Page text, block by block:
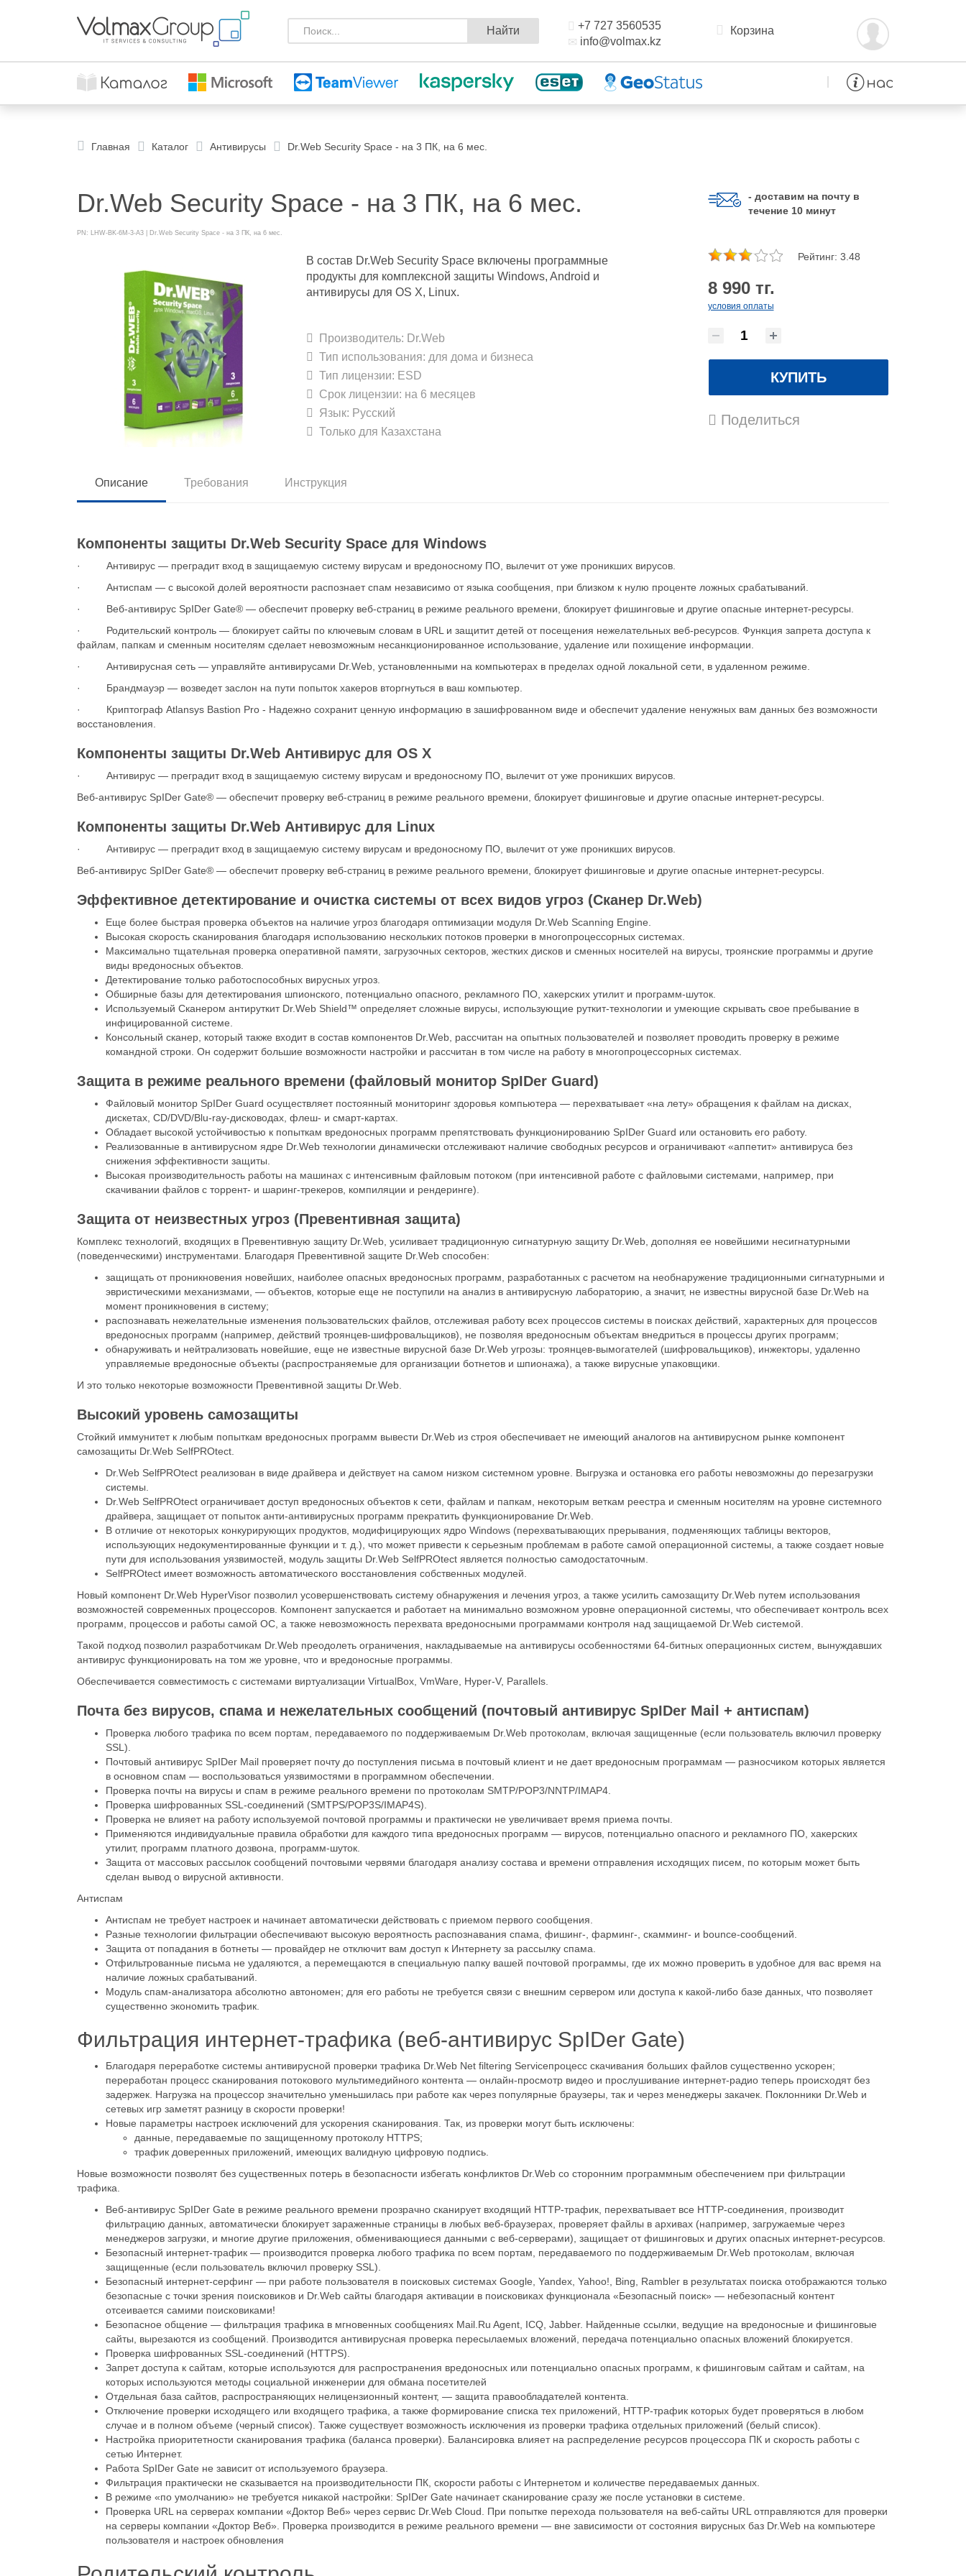
Найти
+7 727 3560535
info@volmax.kz
Корзина
Главная Каталог Антивирусы Dr.Web Security Space - на 3 ПК, на 6 мес.
Dr.Web Security Space - на 3 ПК, на 6 мес.
PN: LHW-BK-6M-3-A3 | Dr.Web Security Space - на 3 ПК, на 6 мес.
В состав Dr.Web Security Space включены программные
продукты для комплексной защиты Windows, Android и
антивирусы для OS X, Linux.
Производитель: Dr.Web
Тип использования: для дома и бизнеса
Тип лицензии: ESD
Срок лицензии: на 6 месяцев
Язык: Русский
Только для Казахстана
- доставим на почту в
течение 10 минут
Рейтинг: 3.48
8 990 тг.
условия оплаты
КУПИТЬ
Поделиться
Описание Требования Инструкция
Компоненты защиты Dr.Web Security Space для Windows
· Антивирус — преградит вход в защищаемую систему вирусам и вредоносному ПО, вылечит от уже проникших вирусов.
· Антиспам — с высокой долей вероятности распознает спам независимо от языка сообщения, при близком к нулю проценте ложных срабатываний.
· Веб-антивирус SpIDer Gate® — обеспечит проверку веб-страниц в режиме реального времени, блокирует фишинговые и другие опасные интернет-ресурсы.
· Родительский контроль — блокирует сайты по ключевым словам в URL и защитит детей от посещения нежелательных веб-ресурсов. Функция запрета доступа к
файлам, папкам и сменным носителям сделает невозможным несанкционированное использование, удаление или похищение информации.
· Антивирусная сеть — управляйте антивирусами Dr.Web, установленными на компьютерах в пределах одной локальной сети, в удаленном режиме.
· Брандмауэр — возведет заслон на пути попыток хакеров вторгнуться в ваш компьютер.
· Криптограф Atlansys Bastion Pro - Надежно сохранит ценную информацию в зашифрованном виде и обеспечит удаление ненужных вам данных без возможности
восстановления.
Компоненты защиты Dr.Web Антивирус для OS X
· Антивирус — преградит вход в защищаемую систему вирусам и вредоносному ПО, вылечит от уже проникших вирусов.
Веб-антивирус SpIDer Gate® — обеспечит проверку веб-страниц в режиме реального времени, блокирует фишинговые и другие опасные интернет-ресурсы.
Компоненты защиты Dr.Web Антивирус для Linux
· Антивирус — преградит вход в защищаемую систему вирусам и вредоносному ПО, вылечит от уже проникших вирусов.
Веб-антивирус SpIDer Gate® — обеспечит проверку веб-страниц в режиме реального времени, блокирует фишинговые и другие опасные интернет-ресурсы.
Эффективное детектирование и очистка системы от всех видов угроз (Сканер Dr.Web)
Еще более быстрая проверка объектов на наличие угроз благодаря оптимизации модуля Dr.Web Scanning Engine.
Высокая скорость сканирования благодаря использованию нескольких потоков проверки в многопроцессорных системах.
Максимально тщательная проверка оперативной памяти, загрузочных секторов, жестких дисков и сменных носителей на вирусы, троянские программы и другие
виды вредоносных объектов.
Детектирование только работоспособных вирусных угроз.
Обширные базы для детектирования шпионского, потенциально опасного, рекламного ПО, хакерских утилит и программ-шуток.
Используемый Сканером антируткит Dr.Web Shield™ определяет сложные вирусы, использующие руткит-технологии и умеющие скрывать свое пребывание в
инфицированной системе.
Консольный сканер, который также входит в состав компонентов Dr.Web, рассчитан на опытных пользователей и позволяет проводить проверку в режиме
командной строки. Он содержит большие возможности настройки и рассчитан в том числе на работу в многопроцессорных системах.
Защита в режиме реального времени (файловый монитор SpIDer Guard)
Файловый монитор SpIDer Guard осуществляет постоянный мониторинг здоровья компьютера — перехватывает «на лету» обращения к файлам на дисках,
дискетах, CD/DVD/Blu-ray-дисководах, флеш- и смарт-картах.
Обладает высокой устойчивостью к попыткам вредоносных программ препятствовать функционированию SpIDer Guard или остановить его работу.
Реализованные в антивирусном ядре Dr.Web технологии динамически отслеживают наличие свободных ресурсов и ограничивают «аппетит» антивируса без
снижения эффективности защиты.
Высокая производительность работы на машинах с интенсивным файловым потоком (при интенсивной работе с файловыми системами, например, при
скачивании файлов с торрент- и шаринг-трекеров, компиляции и рендеринге).
Защита от неизвестных угроз (Превентивная защита)
Комплекс технологий, входящих в Превентивную защиту Dr.Web, усиливает традиционную сигнатурную защиту Dr.Web, дополняя ее новейшими несигнатурными
(поведенческими) инструментами. Благодаря Превентивной защите Dr.Web способен:
защищать от проникновения новейших, наиболее опасных вредоносных программ, разработанных с расчетом на необнаружение традиционными сигнатурными и
эвристическими механизмами, — объектов, которые еще не поступили на анализ в антивирусную лабораторию, а значит, не известны вирусной базе Dr.Web на
момент проникновения в систему;
распознавать нежелательные изменения пользовательских файлов, отслеживая работу всех процессов системы в поисках действий, характерных для процессов
вредоносных программ (например, действий троянцев-шифровальщиков), не позволяя вредоносным объектам внедриться в процессы других программ;
обнаруживать и нейтрализовать новейшие, еще не известные вирусной базе Dr.Web угрозы: троянцев-вымогателей (шифровальщиков), инжекторы, удаленно
управляемые вредоносные объекты (распространяемые для организации ботнетов и шпионажа), а также вирусные упаковщики.
И это только некоторые возможности Превентивной защиты Dr.Web.
Высокий уровень самозащиты
Стойкий иммунитет к любым попыткам вредоносных программ вывести Dr.Web из строя обеспечивает не имеющий аналогов на антивирусном рынке компонент
самозащиты Dr.Web SelfPROtect.
Dr.Web SelfPROtect реализован в виде драйвера и действует на самом низком системном уровне. Выгрузка и остановка его работы невозможны до перезагрузки
системы.
Dr.Web SelfPROtect ограничивает доступ вредоносных объектов к сети, файлам и папкам, некоторым веткам реестра и сменным носителям на уровне системного
драйвера, защищает от попыток анти-антивирусных программ прекратить функционирование Dr.Web.
В отличие от некоторых конкурирующих продуктов, модифицирующих ядро Windows (перехватывающих прерывания, подменяющих таблицы векторов,
использующих недокументированные функции и т. д.), что может привести к серьезным проблемам в работе самой операционной системы, а также создает новые
пути для использования уязвимостей, модуль защиты Dr.Web SelfPROtect является полностью самодостаточным.
SelfPROtect имеет возможность автоматического восстановления собственных модулей.
Новый компонент Dr.Web HyperVisor позволил усовершенствовать систему обнаружения и лечения угроз, а также усилить самозащиту Dr.Web путем использования
возможностей современных процессоров. Компонент запускается и работает на минимально возможном уровне операционной системы, что обеспечивает контроль всех
программ, процессов и работы самой ОС, а также невозможность перехвата вредоносными программами контроля над защищаемой Dr.Web системой.
Такой подход позволил разработчикам Dr.Web преодолеть ограничения, накладываемые на антивирусы особенностями 64-битных операционных систем, вынуждавших
антивирус функционировать на том же уровне, что и вредоносные программы.
Обеспечивается совместимость с системами виртуализации VirtualBox, VmWare, Hyper-V, Parallels.
Почта без вирусов, спама и нежелательных сообщений (почтовый антивирус SpIDеr Mail + антиспам)
Проверка любого трафика по всем портам, передаваемого по поддерживаемым Dr.Web протоколам, включая защищенные (если пользователь включил проверку
SSL).
Почтовый антивирус SpIDer Mail проверяет почту до поступления письма в почтовый клиент и не дает вредоносным программам — разносчиком которых является
в основном спам — воспользоваться уязвимостями в программном обеспечении.
Проверка почты на вирусы и спам в режиме реального времени по протоколам SMTP/POP3/NNTP/IMAP4.
Проверка шифрованных SSL-соединений (SMTPS/POP3S/IMAP4S).
Проверка не влияет на работу используемой почтовой программы и практически не увеличивает время приема почты.
Применяются индивидуальные правила обработки для каждого типа вредоносных программ — вирусов, потенциально опасного и рекламного ПО, хакерских
утилит, программ платного дозвона, программ-шуток.
Защита от массовых рассылок сообщений почтовыми червями благодаря анализу состава и времени отправления исходящих писем, по которым может быть
сделан вывод о вирусной активности.
Антиспам
Антиспам не требует настроек и начинает автоматически действовать с приемом первого сообщения.
Разные технологии фильтрации обеспечивают высокую вероятность распознавания спама, фишинг-, фарминг-, скамминг- и bounce-сообщений.
Защита от попадания в ботнеты — провайдер не отключит вам доступ к Интернету за рассылку спама.
Отфильтрованные письма не удаляются, а перемещаются в специальную папку вашей почтовой программы, где их можно проверить в удобное для вас время на
наличие ложных срабатываний.
Модуль спам-анализатора абсолютно автономен; для его работы не требуется связи с внешним сервером или доступа к какой-либо базе данных, что позволяет
существенно экономить трафик.
Фильтрация интернет-трафика (веб-антивирус SpIDer Gate)
Благодаря переработке системы антивирусной проверки трафика Dr.Web Net filtering Serviceпроцесс скачивания больших файлов существенно ускорен;
переработан процесс сканирования потокового мультимедийного контента — онлайн-просмотр видео и прослушивание интернет-радио теперь происходят без
задержек. Нагрузка на процессор значительно уменьшилась при работе как через популярные браузеры, так и через менеджеры закачек. Поклонники Dr.Web и
сетевых игр заметят разницу в скорости проверки!
Новые параметры настроек исключений для ускорения сканирования. Так, из проверки могут быть исключены:
данные, передаваемые по защищенному протоколу HTTPS;
трафик доверенных приложений, имеющих валидную цифровую подпись.
Новые возможности позволят без существенных потерь в безопасности избегать конфликтов Dr.Web со сторонним программным обеспечением при фильтрации
трафика.
Веб-антивирус SpIDer Gate в режиме реального времени прозрачно сканирует входящий HTTP-трафик, перехватывает все HTTP-соединения, производит
фильтрацию данных, автоматически блокирует зараженные страницы в любых веб-браузерах, проверяет файлы в архивах (например, загружаемые через
менеджеров загрузки, и многие другие приложения, обменивающиеся данными с веб-серверами), защищает от фишинговых и других опасных интернет-ресурсов.
Безопасный интернет-трафик — производится проверка любого трафика по всем портам, передаваемого по поддерживаемым Dr.Web протоколам, включая
защищенные (если пользователь включил проверку SSL).
Безопасный интернет-серфинг — при работе пользователя в поисковых системах Google, Yandex, Yahoo!, Bing, Rambler в результатах поиска отображаются только
безопасные с точки зрения поисковиков и Dr.Web сайты благодаря активации в поисковиках функционала «Безопасный поиск» — небезопасный контент
отсеивается самими поисковиками!
Безопасное общение — фильтрация трафика в мгновенных сообщениях Mail.Ru Agent, ICQ, Jabber. Найденные ссылки, ведущие на вредоносные и фишинговые
сайты, вырезаются из сообщений. Производится антивирусная проверка пересылаемых вложений, передача потенциально опасных вложений блокируется.
Проверка шифрованных SSL-соединений (HTTPS).
Запрет доступа к сайтам, которые используются для распространения вредоносных или потенциально опасных программ, к фишинговым сайтам и сайтам, на
которых используются методы социальной инженерии для обмана посетителей
Отдельная база сайтов, распространяющих нелицензионный контент, — защита правообладателей контента.
Отключение проверки исходящего или входящего трафика, а также формирование списка тех приложений, HTTP-трафик которых будет проверяться в любом
случае и в полном объеме (черный список). Также существует возможность исключения из проверки трафика отдельных приложений (белый список).
Настройка приоритетности сканирования трафика (баланса проверки). Балансировка влияет на распределение ресурсов процессора ПК и скорость работы с
сетью Интернет.
Работа SpIDer Gate не зависит от используемого браузера.
Фильтрация практически не сказывается на производительности ПК, скорости работы с Интернетом и количестве передаваемых данных.
В режиме «по умолчанию» не требуется никакой настройки: SpIDer Gate начинает сканирование сразу же после установки в системе.
Проверка URL на серверах компании «Доктор Веб» через сервис Dr.Web Cloud. При попытке перехода пользователя на веб-сайты URL отправляются для проверки
на серверы компании «Доктор Веб». Проверка производится в режиме реального времени — вне зависимости от состояния вирусных баз Dr.Web на компьютере
пользователя и настроек обновления